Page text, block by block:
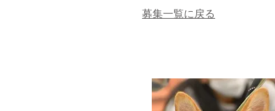
募集一覧に戻る